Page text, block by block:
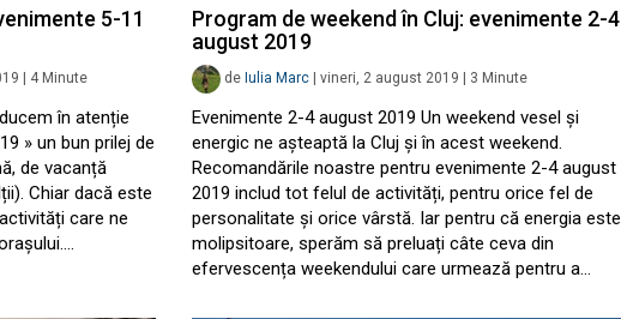
5-11
4 Minute
în atenție
» un bun prilej de
de vacanță
Chiar dacă este
care ne
Program de weekend în Cluj: evenimente 2-4
august 2019
de Iulia Marc vineri, 2 august 2019 3 Minute
Evenimente 2-4 august 2019 Un weekend vesel și
energic ne așteaptă la Cluj și în acest weekend.
Recomandările noastre pentru evenimente 2-4 august
2019 includ tot felul de activități, pentru orice fel de
personalitate și orice vârstă. Iar pentru că energia este
molipsitoare, sperăm să preluați câte ceva din
efervescența weekendului care urmează pentru a…